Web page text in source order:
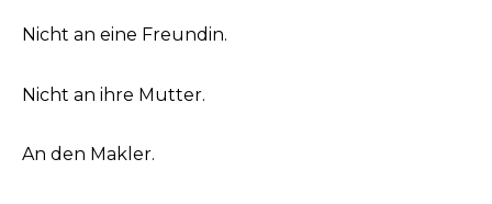
Nicht an eine Freundin.
Nicht an ihre Mutter.
An den Makler.